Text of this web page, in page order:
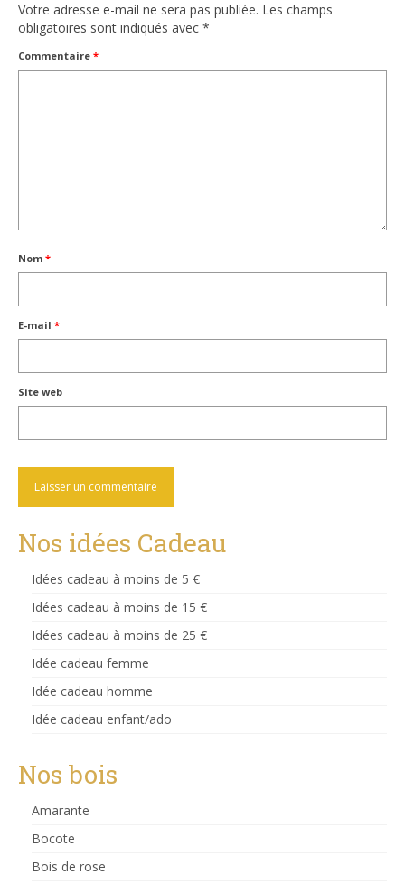
Votre adresse e-mail ne sera pas publiée. Les champs
obligatoires sont indiqués avec *
Commentaire *
Nom *
E-mail *
Site web
Nos idées Cadeau
Idées cadeau à moins de 5 €
Idées cadeau à moins de 15 €
Idées cadeau à moins de 25 €
Idée cadeau femme
Idée cadeau homme
Idée cadeau enfant/ado
Nos bois
Amarante
Bocote
Bois de rose